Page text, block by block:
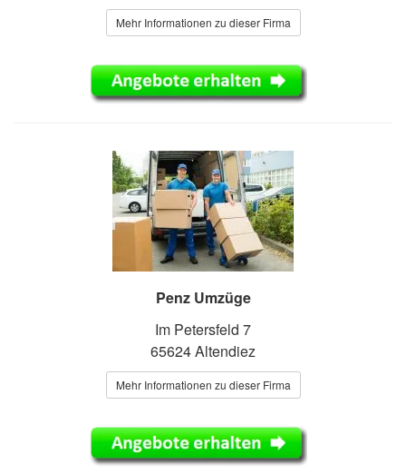
Mehr Informationen zu dieser Firma
Penz Umzüge
Im Petersfeld 7
65624 Altendiez
Mehr Informationen zu dieser Firma